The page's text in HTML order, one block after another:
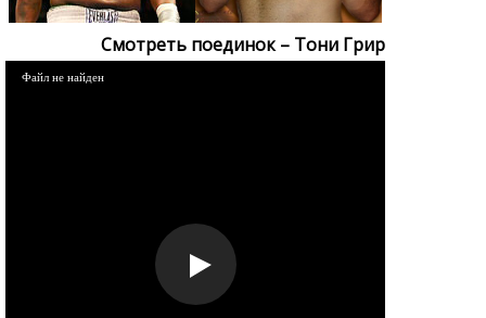
Смотреть поединок – Тони Грир
Файл не найден